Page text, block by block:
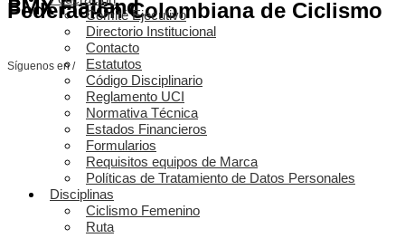
Federación Colombiana de Ciclismo
BMX Flatland
Síguenos en /
Comité Ejecutivo
Directorio Institucional
Contacto
Estatutos
Código Disciplinario
Reglamento UCI
Normativa Técnica
Estados Financieros
Formularios
Requisitos equipos de Marca
Políticas de Tratamiento de Datos Personales
Disciplinas
Ciclismo Femenino
Ruta